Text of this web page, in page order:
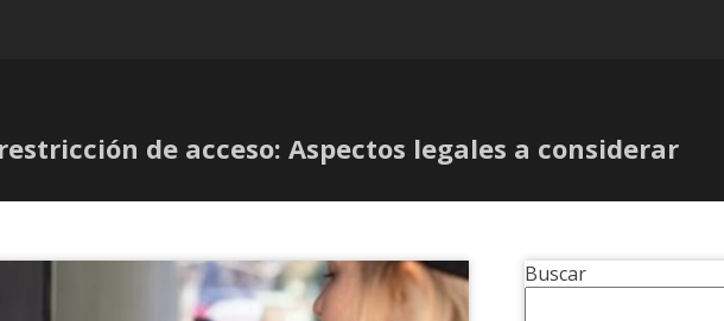
de acceso: Aspectos legales a considerar
Buscar